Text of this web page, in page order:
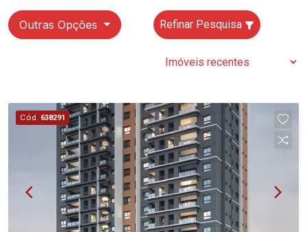
Outras Opções Refinar Pesquisa
Cód. 638291